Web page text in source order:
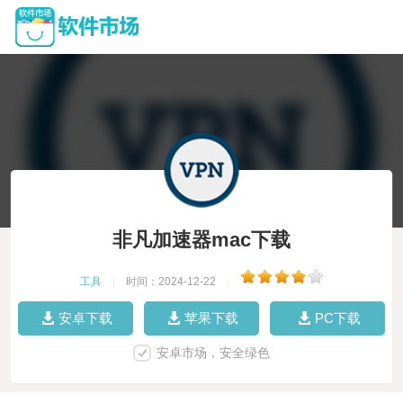
非凡加速器mac下载
工具 时间：2024-12-22
安卓下载 苹果下载 PC下载
安卓市场，安全绿色